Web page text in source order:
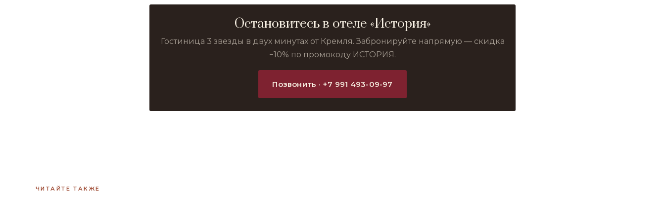
Остановитесь в отеле «История»
Гостиница 3 звезды в двух минутах от Кремля. Забронируйте напрямую — скидка
−10% по промокоду ИСТОРИЯ.
Позвонить · +7 991 493-09-97
ЧИТАЙТЕ ТАКЖЕ